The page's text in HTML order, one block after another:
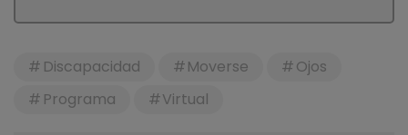
Discapacidad Moverse
Ojos
Programa
Virtual